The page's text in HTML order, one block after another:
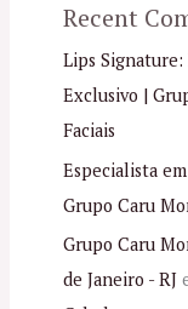
Recent
Lips
Exclusivo |
Faciais
Especialista
Grupo Caru
Grupo Caru
de Janeiro - RJ